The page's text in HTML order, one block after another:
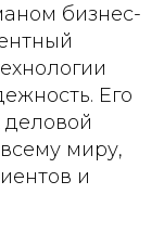
бизнес-
Его
миру,
и